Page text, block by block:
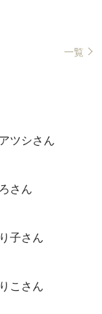
一覧
ツシさん
さん
子さん
こさん